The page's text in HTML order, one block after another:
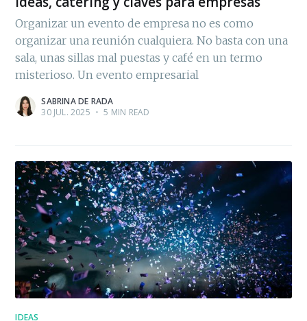
Organizar un evento de empresa no es como
organizar una reunión cualquiera. No basta con una
sala, unas sillas mal puestas y café en un termo
misterioso. Un evento empresarial
SABRINA DE RADA
30 JUL. 2025 • 5 MIN READ
IDEAS